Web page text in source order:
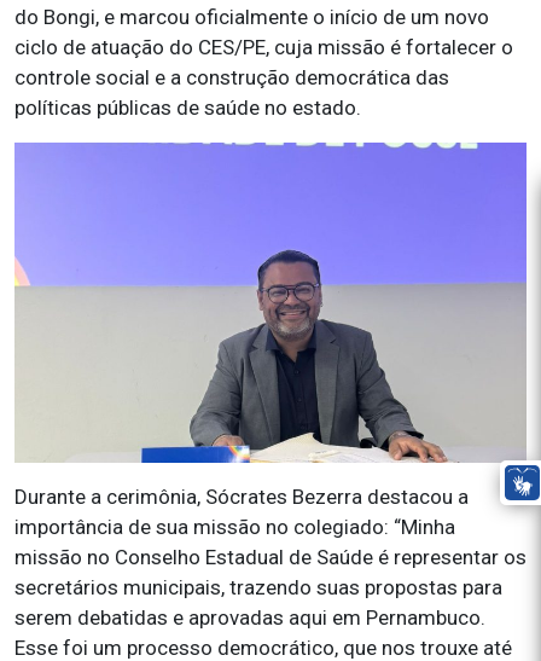
do Bongi, e marcou oficialmente o início de um novo
ciclo de atuação do CES/PE, cuja missão é fortalecer o
controle social e a construção democrática das
políticas públicas de saúde no estado.
Durante a cerimônia, Sócrates Bezerra destacou a
importância de sua missão no colegiado: “Minha
missão no Conselho Estadual de Saúde é representar os
secretários municipais, trazendo suas propostas para
serem debatidas e aprovadas aqui em Pernambuco.
Esse foi um processo democrático, que nos trouxe até